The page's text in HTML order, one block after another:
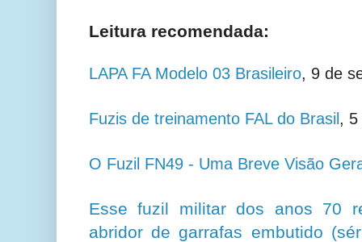
Leitura recomendada:
LAPA FA Modelo 03 Brasileiro, 9 de
Fuzis de treinamento FAL do Brasil, 5
O Fuzil FN49 - Uma Breve Visão
Esse fuzil militar dos anos 70
abridor de garrafas embutido